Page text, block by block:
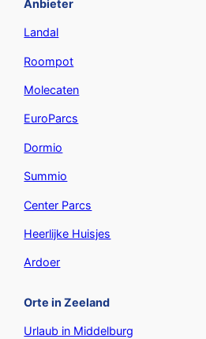
Anbieter
Landal
Roompot
Molecaten
EuroParcs
Dormio
Summio
Center Parcs
Heerlijke Huisjes
Ardoer
Orte in Zeeland
Urlaub in Middelburg